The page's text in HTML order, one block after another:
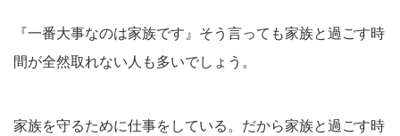
『一番大事なのは家族です』そう言っても家族と過ごす時
間が全然取れない人も多いでしょう。
家族を守るために仕事をしている。だから家族と過ごす時